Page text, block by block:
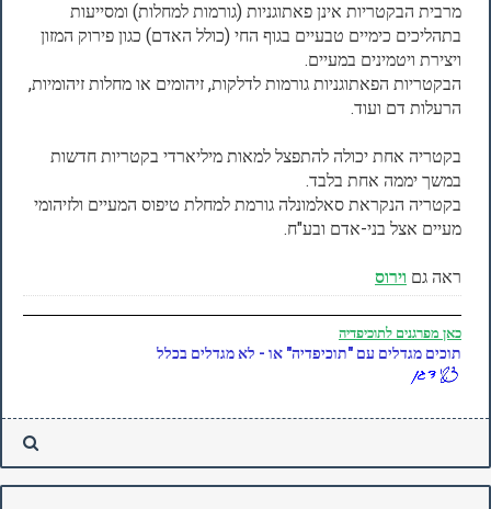
מרבית הבקטריות אינן פאתוגניות (גורמות למחלות) ומסייעות
בתהליכים כימיים טבעיים בגוף החי (כולל האדם) כגון פירוק המזון
ויצירת ויטמינים במעיים.
הבקטריות הפאתוגניות גורמות לדלקות, זיהומים או מחלות זיהומיות,
הרעלות דם ועוד.
בקטריה אחת יכולה להתפצל למאות מיליארדי בקטריות חדשות
במשך יממה אחת בלבד.
בקטריה הנקראת סאלמונלה גורמת למחלת טיפוס המעיים ולזיהומי
מעיים אצל בני-אדם ובע"ח.
ראה גם וירוס
כאן מפרגנים לתוכיפדיה
תוכים מגדלים עם "תוכיפדיה" או - לא מגדלים בכלל